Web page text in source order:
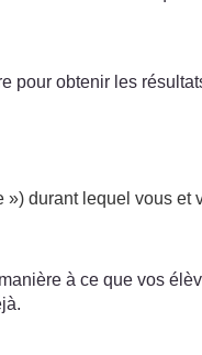
pour obtenir les
durant lequel vous et
à ce que vos